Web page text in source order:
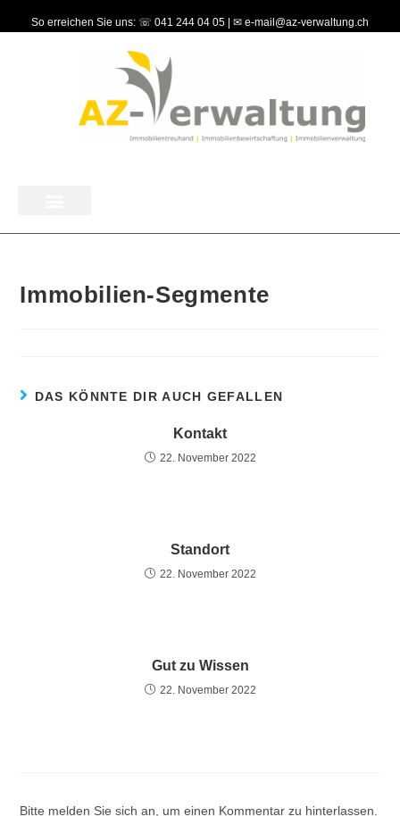
So erreichen Sie uns: ☏ 041 244 04 05 | ✉ e-mail@az-verwaltung.ch
Immobilien-Segmente
DAS KÖNNTE DIR AUCH GEFALLEN
Kontakt
22. November 2022
Standort
22. November 2022
Gut zu Wissen
22. November 2022
Bitte melden Sie sich an, um einen Kommentar zu hinterlassen.